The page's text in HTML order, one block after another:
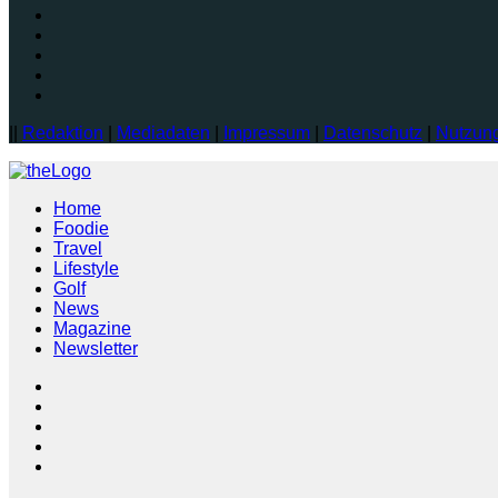
Redaktion Mediadaten Impressum Datenschutz
Home
Foodie
Travel
Lifestyle
Golf
News
Magazine
Newsletter